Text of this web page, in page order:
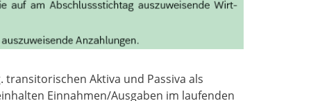
transitorischen Aktiva und Passiva als
Einnahmen/Ausgaben im laufenden